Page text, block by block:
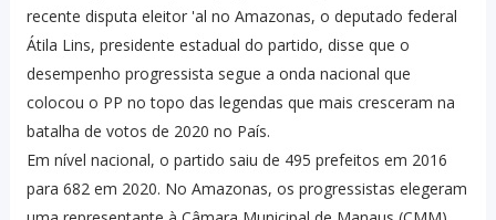
recente disputa eleitor 'al no Amazonas, o deputado federal
Átila Lins, presidente estadual do partido, disse que o
desempenho progressista segue a onda nacional que
colocou o PP no topo das legendas que mais cresceram na
batalha de votos de 2020 no País.
Em nível nacional, o partido saiu de 495 prefeitos em 2016
para 682 em 2020. No Amazonas, os progressistas elegeram